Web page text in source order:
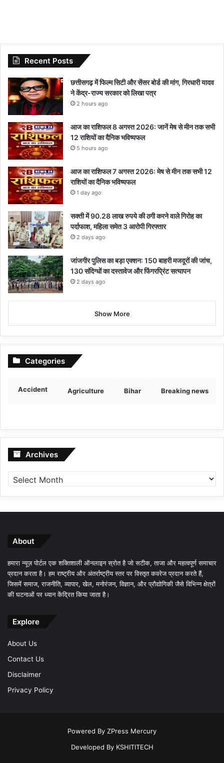
Recent Posts
छत्तीसगढ़ में फिल्म सिटी और सेंसर बोर्ड की मांग, गिरधारी यादव
ने केंद्र-राज्य सरकार को लिखा पत्र
2 hours ago
आज का राशिफल 8 अगस्त 2026: जानें मेष से मीन तक सभी
12 राशियों का दैनिक भविष्यफल
5 hours ago
आज का राशिफल 7 अगस्त 2026: मेष से मीन तक सभी 12
राशियों का दैनिक भविष्यफल
1 day ago
सक्ती में 90.28 लाख रुपये की ठगी करने वाले गिरोह का
पर्दाफाश, महिला समेत 3 आरोपी गिरफ्तार
2 days ago
जांजगीर पुलिस का बड़ा एक्शन: 150 बाहरी मजदूरों की जांच,
130 संदिग्धों का दस्तावेज और फिंगरप्रिंट सत्यापन
2 days ago
Show More
Categories
Accident Agriculture Bihar Breaking news
Archives Archives
About
हमारा न्यूज़ पोर्टल एक शक्तिशाली ऑनलाइन स्रोत है जो सटीक, ताजा और महत्वपूर्ण समाचार
प्रदान करता है। हम राष्ट्रीय और अंतर्राष्ट्रीय स्तर पर विस्तृत कवरेज प्रदान करते हैं,
जिसमें समाज, राजनीति, व्यापार, खेल, मनोरंजन, विज्ञान, और प्रौद्योगिकी जैसे विभिन्न क्षेत्रों
की घटनाओं पर ध्यान केंद्रित किया जाता है।
Explore
About Us
Contact Us
Disclaimer
Privacy Policy
Powered By ZPress Mercury
Developed By KSHITITECH